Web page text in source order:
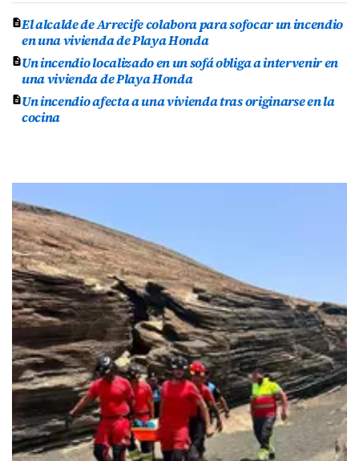
El alcalde de Arrecife colabora para sofocar un incendio
en una vivienda de Playa Honda
Un incendio localizado en un sofá obliga a intervenir en
una vivienda de Playa Honda
Un incendio afecta a una vivienda tras originarse en la
cocina